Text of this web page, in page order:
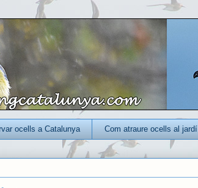
ocells a Catalunya Com atraure ocells al jardí